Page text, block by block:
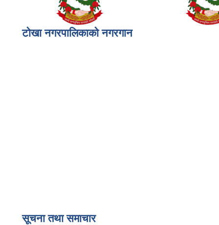
टोखा नगरपालिकाको नगरगान
सूचना तथा समाचार